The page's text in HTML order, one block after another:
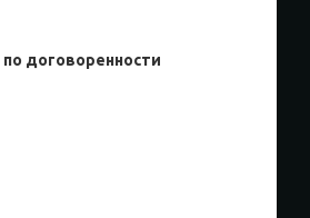
по договоренности